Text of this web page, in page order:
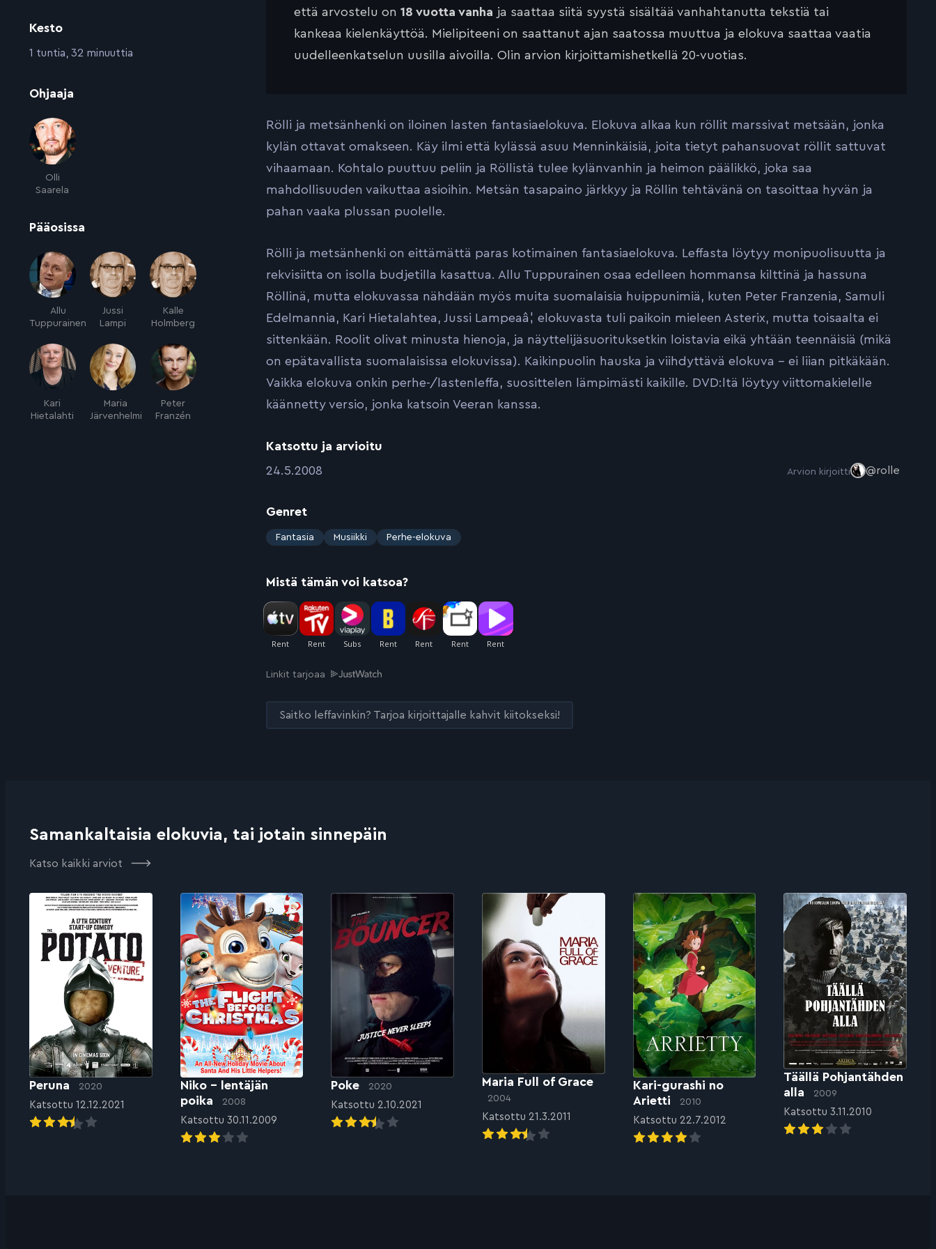
Kesto
:1 tuntia, 32 minuuttia
Ohjaaja
Olli
Saarela
Pääosissa
Allu
Tuppurainen
Jussi
Lampi
Kalle
Holmberg
Kari
Hietalahti
Maria
Järvenhelmi
Peter
Franzén
että arvostelu on 18 vuotta vanha ja saattaa siitä syystä sisältää vanhahtanutta tekstiä tai
kankeaa kielenkäyttöä. Mielipiteeni on saattanut ajan saatossa muuttua ja elokuva saattaa vaatia
uudelleenkatselun uusilla aivoilla. Olin arvion kirjoittamishetkellä 20-vuotias.
Rölli ja metsänhenki on iloinen lasten fantasiaelokuva. Elokuva alkaa kun röllit marssivat metsään, jonka
kylän ottavat omakseen. Käy ilmi että kylässä asuu Menninkäisiä, joita tietyt pahansuovat röllit sattuvat
vihaamaan. Kohtalo puuttuu peliin ja Röllistä tulee kylänvanhin ja heimon päälikkö, joka saa
mahdollisuuden vaikuttaa asioihin. Metsän tasapaino järkkyy ja Röllin tehtävänä on tasoittaa hyvän ja
pahan vaaka plussan puolelle.
Rölli ja metsänhenki on eittämättä paras kotimainen fantasiaelokuva. Leffasta löytyy monipuolisuutta ja
rekvisiitta on isolla budjetilla kasattua. Allu Tuppurainen osaa edelleen hommansa kilttinä ja hassuna
Röllinä, mutta elokuvassa nähdään myös muita suomalaisia huippunimiä, kuten Peter Franzenia, Samuli
Edelmannia, Kari Hietalahtea, Jussi Lampeaâ¦ elokuvasta tuli paikoin mieleen Asterix, mutta toisaalta ei
sittenkään. Roolit olivat minusta hienoja, ja näyttelijäsuorituksetkin loistavia eikä yhtään teennäisiä (mikä
on epätavallista suomalaisissa elokuvissa). Kaikinpuolin hauska ja viihdyttävä elokuva – ei liian pitkäkään.
Vaikka elokuva onkin perhe-/lastenleffa, suosittelen lämpimästi kaikille. DVD:ltä löytyy viittomakielelle
käännetty versio, jonka katsoin Veeran kanssa.
Katsottu ja arvioitu
:24.5.2008 Arvion kirjoitti @rolle
Genret
:
Fantasia Musiikki Perhe-elokuva
Mistä tämän voi katsoa?
Linkit tarjoaa
Saitko leffavinkin? Tarjoa kirjoittajalle kahvit kiitokseksi!
Samankaltaisia elokuvia, tai jotain sinnepäin
Katso kaikki arviot
Peruna 2020
Katsottu 12.12.2021
Niko – lentäjän
poika
2008
Katsottu 30.11.2009
Poke 2020
Katsottu 2.10.2021
Maria Full of Grace
2004
Katsottu 21.3.2011
Kari-gurashi no
Arietti
2010
Katsottu 22.7.2012
Täällä Pohjantähden
alla
2009
Katsottu 3.11.2010